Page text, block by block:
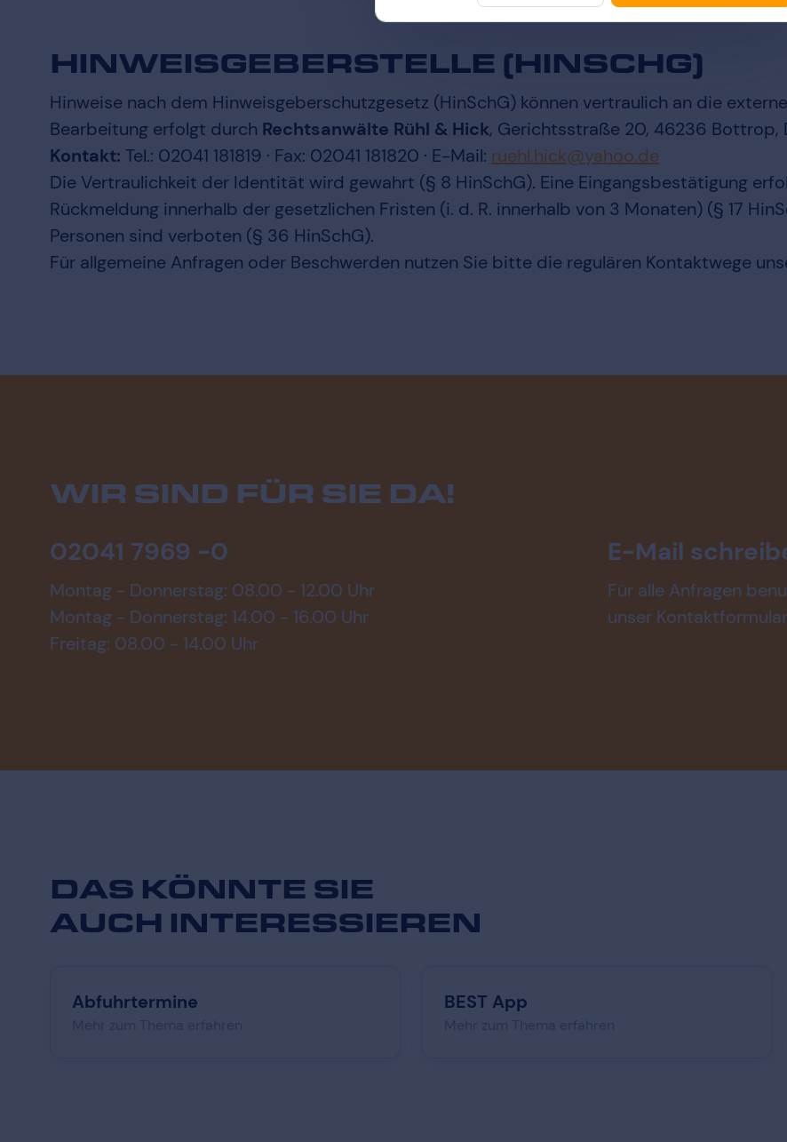
HINWEISGEBERSTELLE (HINSCHG)
Hinweise nach dem Hinweisgeberschutzgesetz (HinSchG) können vertraulich an die
Bearbeitung erfolgt durch Rechtsanwälte Rühl & Hick, Gerichtsstraße 20, 46236 Bottrop,
Kontakt: Tel.: 02041 181819 · Fax: 02041 181820 · E-Mail: ed.oohay@kcih.lheur
Die Vertraulichkeit der Identität wird gewahrt (§ 8 HinSchG). Eine Eingangsbestätigung
Rückmeldung innerhalb der gesetzlichen Fristen (i. d. R. innerhalb von 3 Monaten) (§ 17
Personen sind verboten (§ 36 HinSchG).
Für allgemeine Anfragen oder Beschwerden nutzen Sie bitte die regulären Kontaktwege
WIR SIND FÜR SIE DA!
02041 7969 -0
Montag - Donnerstag: 08.00 - 12.00 Uhr
Montag - Donnerstag: 14.00 - 16.00 Uhr
Freitag: 08.00 - 14.00 Uhr
E-Mail
Für alle Anfragen
unser
DAS KÖNNTE SIE
AUCH INTERESSIEREN
Abfuhrtermine BEST App